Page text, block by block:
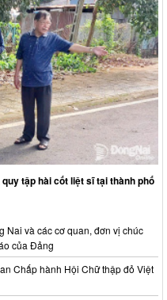
tập hài cốt liệt sĩ tại thành phố
Nai và các cơ quan, đơn vị chúc
của Đảng
Chấp hành Hội Chữ thập đỏ Việt